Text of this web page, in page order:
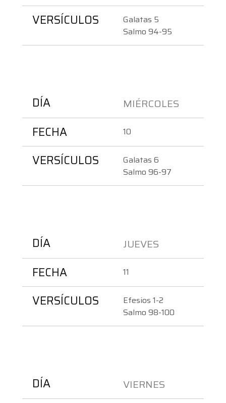
VERSÍCULOS
Galatas 5
Salmo 94-95
DÍA MIÉRCOLES
FECHA 10
VERSÍCULOS
Galatas 6
Salmo 96-97
DÍA JUEVES
FECHA 11
VERSÍCULOS
Efesios 1-2
Salmo 98-100
DÍA VIERNES